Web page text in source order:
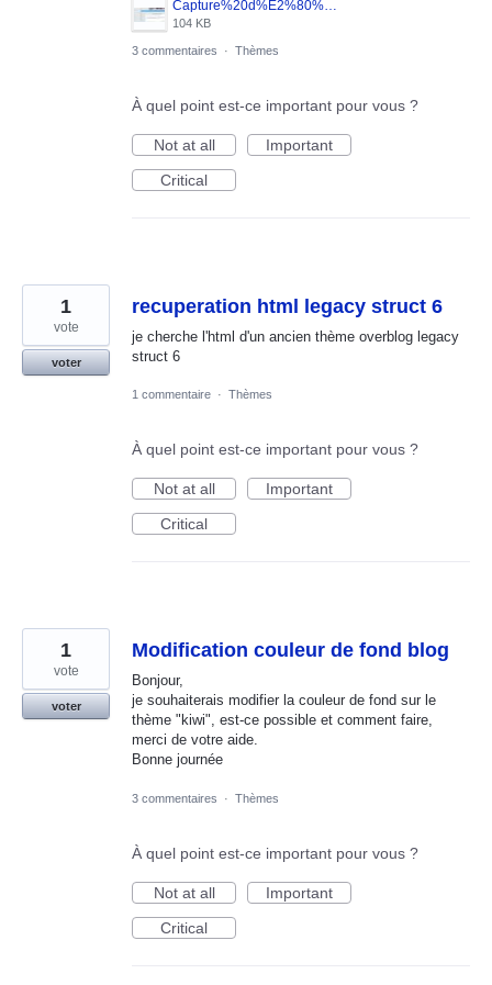
Capture%20d%E2%80%99%C3%A9cran%202025-10-17%20145410.jpg
104 KB
3 commentaires · Thèmes
À quel point est-ce important pour vous ?
Not at all
Important
Critical
recuperation html legacy struct 6
je cherche l'html d'un ancien thème overblog legacy
struct 6
1
vote
voter
1 commentaire · Thèmes
À quel point est-ce important pour vous ?
Not at all
Important
Critical
Modification couleur de fond blog
Bonjour,
je souhaiterais modifier la couleur de fond sur le
thème "kiwi", est-ce possible et comment faire,
merci de votre aide.
Bonne journée
1
vote
voter
3 commentaires · Thèmes
À quel point est-ce important pour vous ?
Not at all
Important
Critical